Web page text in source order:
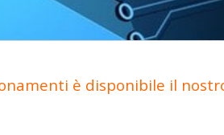
è disponibile il